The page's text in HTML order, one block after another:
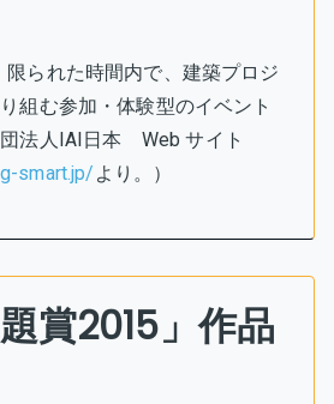
られた時間内で、建築プロジ
組む参加・体験型のイベント
法人IAI日本 Web サイト
smart.jp/ より。）
賞2015」作品